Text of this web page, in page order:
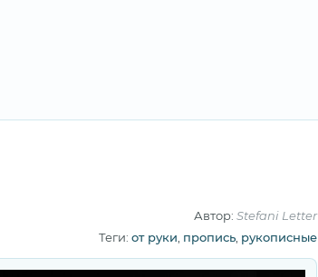
Автор: Stefani Letter
Теги: от руки пропись рукописные